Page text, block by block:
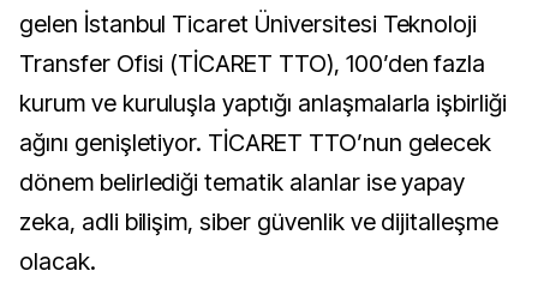
gelen İstanbul Ticaret Üniversitesi Teknoloji
Transfer Ofisi (TİCARET TTO), 100’den fazla
kurum ve kuruluşla yaptığı anlaşmalarla işbirliği
ağını genişletiyor. TİCARET TTO’nun gelecek
dönem belirlediği tematik alanlar ise yapay
zeka, adli bilişim, siber güvenlik ve dijitalleşme
olacak.